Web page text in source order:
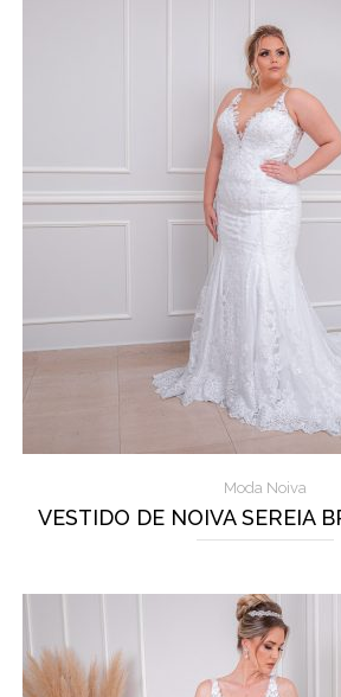
Moda Noiva
VESTIDO DE NOIVA SEREIA